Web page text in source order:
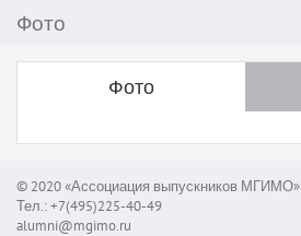
Фото
Фото
© 2020 «Ассоциация выпускников МГИМО»
Тел.: +7(495)225-40-49
alumni@mgimo.ru